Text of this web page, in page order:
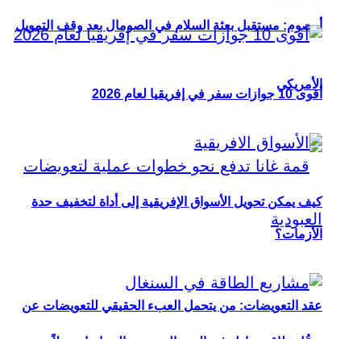
أوصوم: مستقبل بعثة السلام في الصومال بعد وقف التمويل
الأمريكي
عقد التعويضات: من يتحمل العبء الحقيقي للتعويضات عن
أقوى 10 جوازات سفر في إفريقيا لعام 2026
كيف يمكن تحويل الأسواق الإفريقية إلى أداة لتخفيف حدة
الأزمات؟